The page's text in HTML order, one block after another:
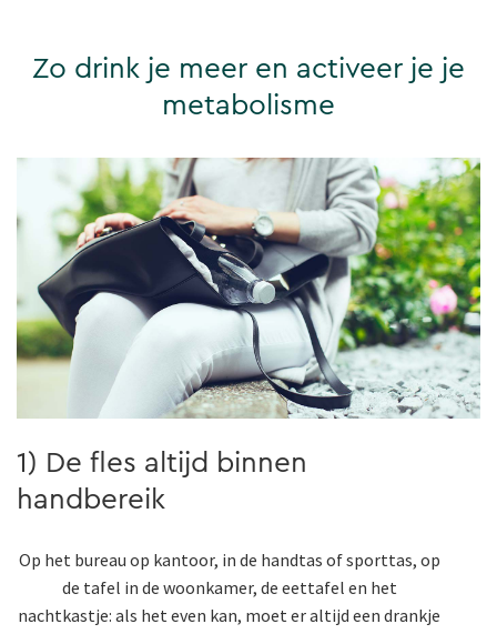
Zo drink je meer en activeer je je
metabolisme
1) De fles altijd binnen
handbereik
Op het bureau op kantoor, in de handtas of sporttas, op
de tafel in de woonkamer, de eettafel en het
nachtkastje: als het even kan, moet er altijd een drankje